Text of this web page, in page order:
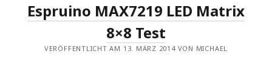
Espruino MAX7219 LED Matrix
8×8 Test
VERÖFFENTLICHT AM 13. MÄRZ 2014 VON MICHAEL